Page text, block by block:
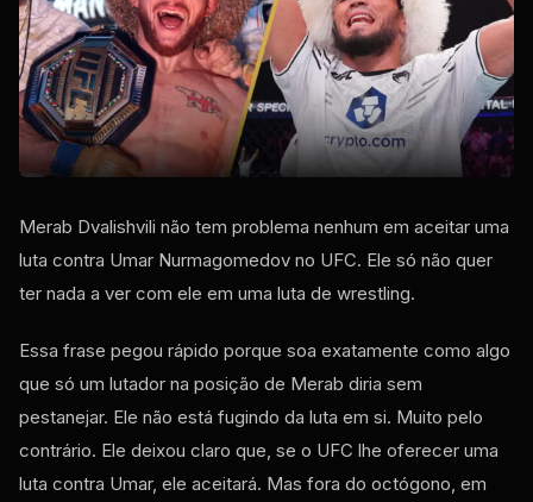
Merab Dvalishvili não tem problema nenhum em aceitar uma
luta contra Umar Nurmagomedov no UFC. Ele só não quer
ter nada a ver com ele em uma luta de wrestling.
Essa frase pegou rápido porque soa exatamente como algo
que só um lutador na posição de Merab diria sem
pestanejar. Ele não está fugindo da luta em si. Muito pelo
contrário. Ele deixou claro que, se o UFC lhe oferecer uma
luta contra Umar, ele aceitará. Mas fora do octógono, em